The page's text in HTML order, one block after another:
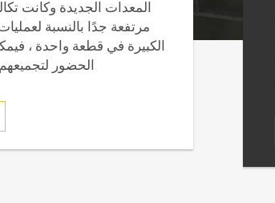
المعدات الجديدة وكانت
مرتفعة جدًا بالنسبة
الكبيرة في قطعة واحدة ،
الحضور